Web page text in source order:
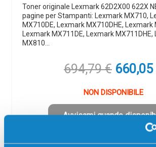
Toner originale Lexmark 62D2X00 622X
pagine per Stampanti: Lexmark MX710,
MX710DE, Lexmark MX710DHE, Lexmark
Lexmark MX711DE, Lexmark MX711DHE,
MX810…
694,79€ Il
originale
era:
694,79
660,05
NON DISPONIBILE
Avvisami quando
Spedizione gratuita